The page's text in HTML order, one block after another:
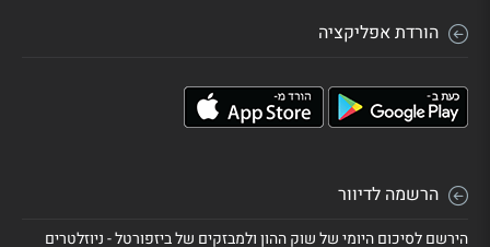
הורדת אפליקציה
הרשמה לדיוור
הירשם לסיכום היומי של שוק ההון ולמבזקים של ביזפורטל - ניוזלטרים